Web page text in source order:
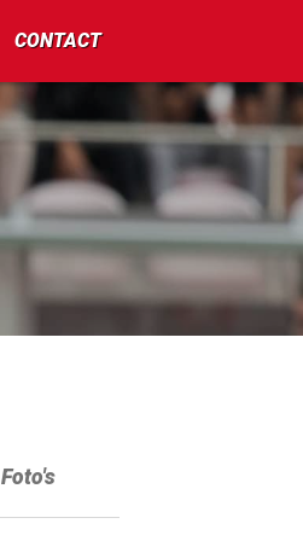
CONTACT
Foto's